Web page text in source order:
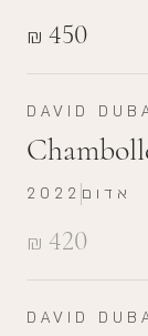
₪ 450
DAVID
₪ 420
2022 אדום
DAVID